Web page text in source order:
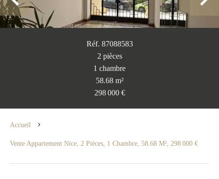
Réf. 87088583
2 pièces
1 chambre
58.68 m²
298 000 €
Accueil
Vente Appartement Nice, 2 Pièces, 1 Chambre, 58.68 M², 298 000 €